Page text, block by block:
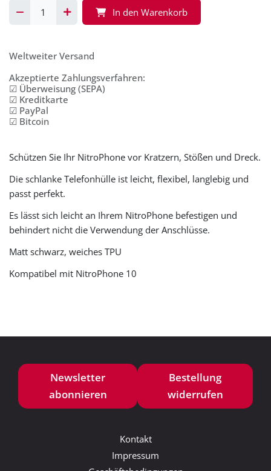
In den Warenkorb
Weltweiter Versand
Akzeptierte Zahlungsverfahren:
☑ Überweisung (SEPA)
☑ Kreditkarte
☑ PayPal
☑ Bitcoin
Schützen Sie Ihr NitroPhone vor Kratzern, Stößen und Dreck.
Die schlanke Telefonhülle ist leicht, flexibel, langlebig und
passt perfekt.
Es lässt sich leicht an Ihrem NitroPhone befestigen und
behindert nicht die Verwendung der Anschlüsse.
Matt schwarz, weiches TPU
Kompatibel mit NitroPhone 10
Newsletter
abonnieren
Bestellung
widerrufen
Kontakt
Impressum